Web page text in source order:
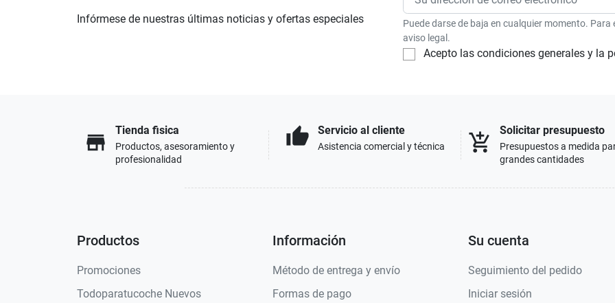
Infórmese de nuestras últimas noticias y ofertas especiales
Puede darse de baja en cualquier momento.
aviso legal.
Acepto las condiciones generales y la
store
Tienda fisica
Productos, asesoramiento y
profesionalidad
thumb_up Servicio al cliente
Asistencia comercial y técnica add_shopping_cart
Solicitar presupuesto
Presupuestos a medida
grandes cantidades
Productos
Promociones
Todoparatucoche Nuevos
Información
Método de entrega y envío
Formas de pago
Su cuenta
Seguimiento del pedido
Iniciar sesión